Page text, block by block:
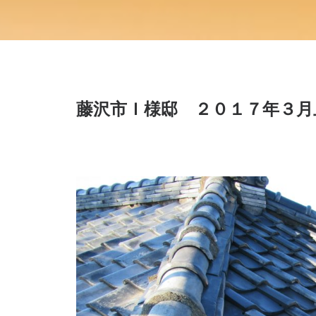
藤沢市Ｉ様邸 ２０１７年３月